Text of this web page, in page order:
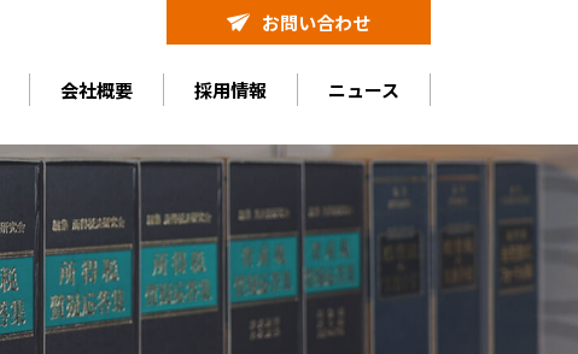
会社概要 採用情報 ニュース
お問い合わせ